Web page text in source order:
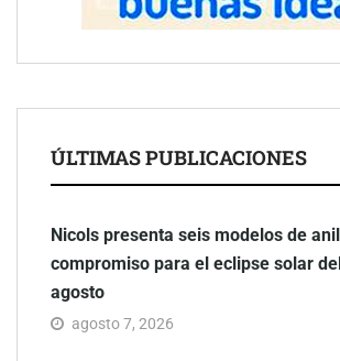
ÚLTIMAS PUBLICACIONES
Nicols presenta seis modelos de
compromiso para el eclipse solar
agosto
agosto 7, 2026